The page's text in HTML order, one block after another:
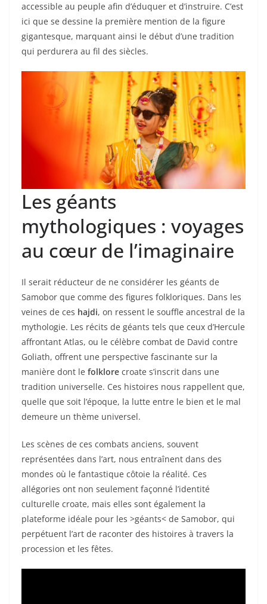
accessible au peuple afin d’éduquer et d’instruire. C’est
ici que se dessine la première mention de la figure
gigantesque, marquant ainsi le début d’une tradition
qui perdurera au fil des siècles.
Les géants
mythologiques : voyages
au cœur de l’imaginaire
Il serait réducteur de ne considérer les géants de
Samobor que comme des figures folkloriques. Dans les
veines de ces hajdi, on ressent le souffle ancestral de la
mythologie. Les récits de géants tels que ceux d’Hercule
affrontant Atlas, ou le célèbre combat de David contre
Goliath, offrent une perspective fascinante sur la
manière dont le folklore croate s’inscrit dans une
tradition universelle. Ces histoires nous rappellent que,
quelle que soit l’époque, la lutte entre le bien et le mal
demeure un thème universel.
Les scènes de ces combats anciens, souvent
représentées dans l’art, nous entraînent dans des
mondes où le fantastique côtoie la réalité. Ces
allégories ont non seulement façonné l’identité
culturelle croate, mais elles sont également la
plateforme idéale pour les >géants< de Samobor, qui
perpétuent l’art de raconter des histoires à travers la
procession et les fêtes.